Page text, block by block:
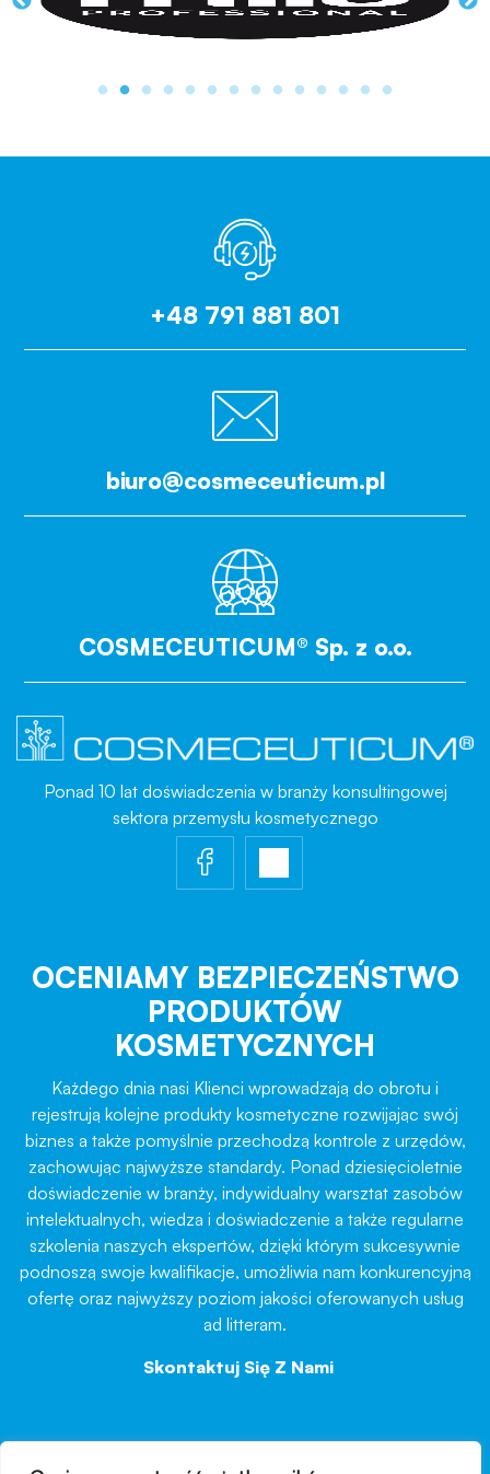
+48 791 881 801
biuro@cosmeceuticum.pl
COSMECEUTICUM® Sp. z o.o.
Ponad 10 lat doświadczenia w branży konsultingowej
sektora przemysłu kosmetycznego
OCENIAMY BEZPIECZEŃSTWO
PRODUKTÓW
KOSMETYCZNYCH
Każdego dnia nasi Klienci wprowadzają do obrotu i
rejestrują kolejne produkty kosmetyczne rozwijając swój
biznes a także pomyślnie przechodzą kontrole z urzędów,
zachowując najwyższe standardy. Ponad dziesięcioletnie
doświadczenie w branży, indywidualny warsztat zasobów
intelektualnych, wiedza i doświadczenie a także regularne
szkolenia naszych ekspertów, dzięki którym sukcesywnie
podnoszą swoje kwalifikacje, umożliwia nam konkurencyjną
ofertę oraz najwyższy poziom jakości oferowanych usług
ad litteram.
Skontaktuj Się Z Nami